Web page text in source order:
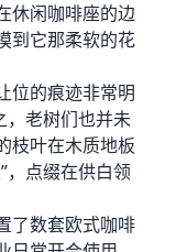
休闲咖啡座的边
到它那柔软的花
位的痕迹非常明
，老树们也并未
枝叶在木质地板
，点缀在供白领
了数套欧式咖啡